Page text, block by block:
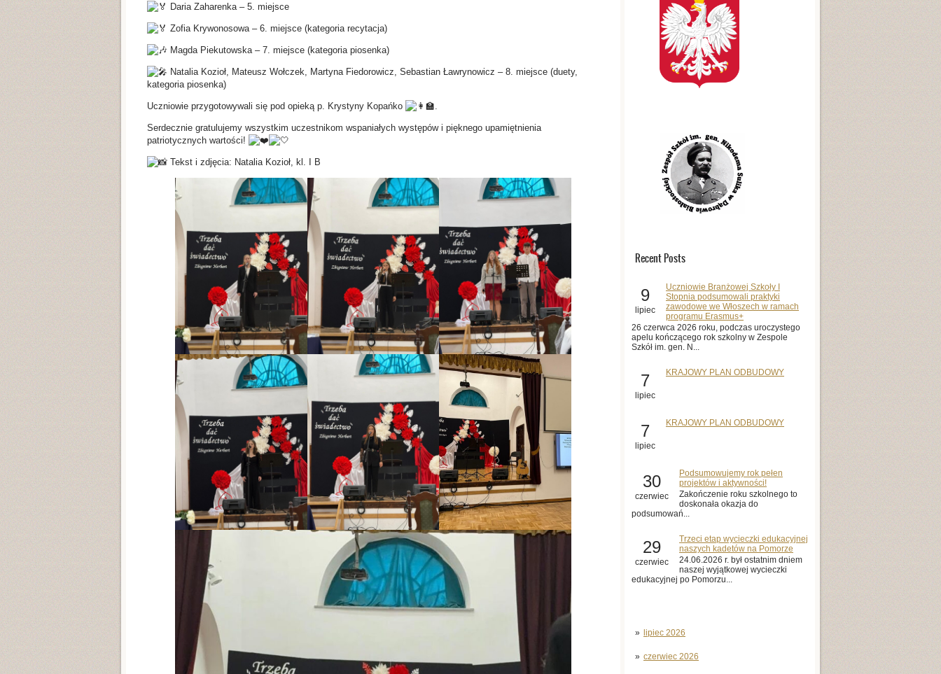
Recent Posts
9
lipiec
Uczniowie Branżowej Szkoły I
Stopnia podsumowali praktyki
zawodowe we Włoszech w ramach
programu Erasmus+
26 czerwca 2026 roku, podczas uroczystego
apelu kończącego rok szkolny w Zespole
Szkół im. gen. N...
7
lipiec
KRAJOWY PLAN ODBUDOWY
7
lipiec
KRAJOWY PLAN ODBUDOWY
30
czerwiec
Podsumowujemy rok pełen
projektów i aktywności!
Zakończenie roku szkolnego to
doskonała okazja do
podsumowań...
29
czerwiec
Trzeci etap wycieczki edukacyjnej
naszych kadetów na Pomorze
24.06.2026 r. był ostatnim dniem
naszej wyjątkowej wycieczki
edukacyjnej po Pomorzu...
lipiec 2026
czerwiec 2026
Daria Zaharenka – 5. miejsce
Zofia Krywonosowa – 6. miejsce (kategoria recytacja)
Magda Piekutowska – 7. miejsce (kategoria piosenka)
Natalia Kozioł, Mateusz Wołczek, Martyna Fiedorowicz, Sebastian Ławrynowicz – 8. miejsce (duety,
kategoria piosenka)
Uczniowie przygotowywali się pod opieką p. Krystyny Kopańko .
Serdecznie gratulujemy wszystkim uczestnikom wspaniałych występów i pięknego upamiętnienia
patriotycznych wartości!
Tekst i zdjęcia: Natalia Kozioł, kl. I B